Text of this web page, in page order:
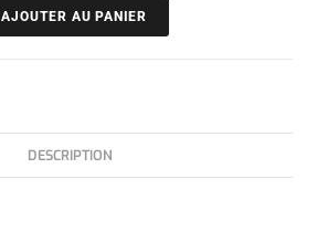
AJOUTER AU PANIER
DESCRIPTION